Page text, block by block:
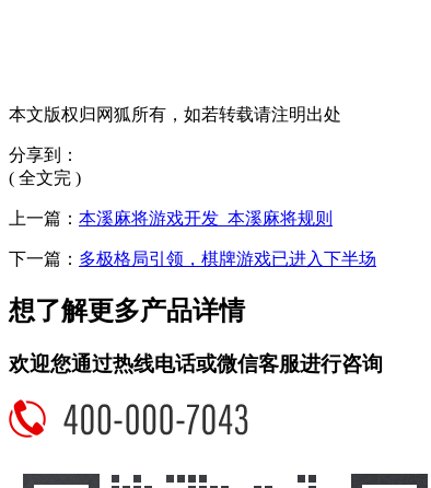
本文版权归网狐所有，如若转载请注明出处
分享到：
( 全文完 )
上一篇： 本溪麻将游戏开发_本溪麻将规则
下一篇： 多极格局引领，棋牌游戏已进入下半场
想了解更多产品详情
欢迎您通过热线电话或微信客服进行咨询